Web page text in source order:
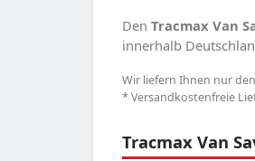
Den Tracmax Van
innerhalb
Wir liefern Ihnen nur
* Versandkostenfreie
Tracmax Van